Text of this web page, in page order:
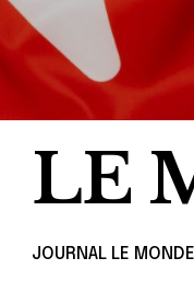
LE
JOURNAL LE